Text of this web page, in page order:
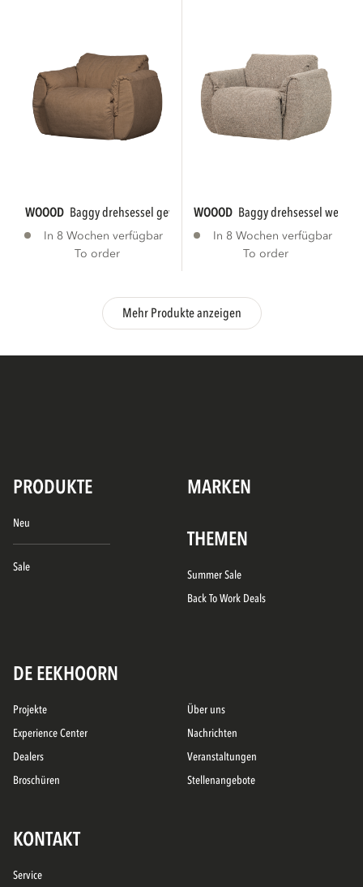
WOOOD baggy drehsessel gewebte chenille...
In 8 Wochen verfügbar
To order
WOOOD baggy drehsessel
In 8 Wochen verfügbar
To order
Mehr Produkte anzeigen
PRODUKTE MARKEN
Neu
Sale
THEMEN
Summer Sale
Back To Work Deals
DE EEKHOORN
Projekte
Experience Center
Dealers
Broschüren
Über uns
Nachrichten
Veranstaltungen
Stellenangebote
KONTAKT
Service